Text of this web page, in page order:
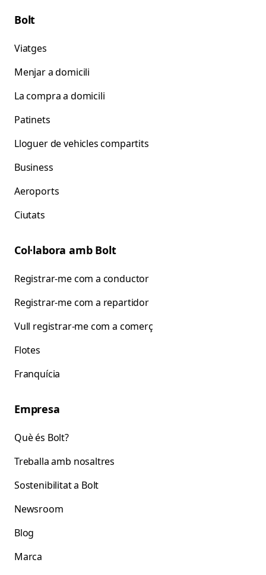
Bolt
Viatges
Menjar a domicili
La compra a domicili
Patinets
Lloguer de vehicles compartits
Business
Aeroports
Ciutats
Col·labora amb Bolt
Registrar-me com a conductor
Registrar-me com a repartidor
Vull registrar-me com a comerç
Flotes
Franquícia
Empresa
Què és Bolt?
Treballa amb nosaltres
Sostenibilitat a Bolt
Newsroom
Blog
Marca